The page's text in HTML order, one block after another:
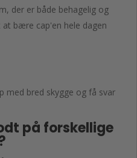
der er både behagelig og
bære cap'en hele dagen
med bred skygge og få svar
på forskellige